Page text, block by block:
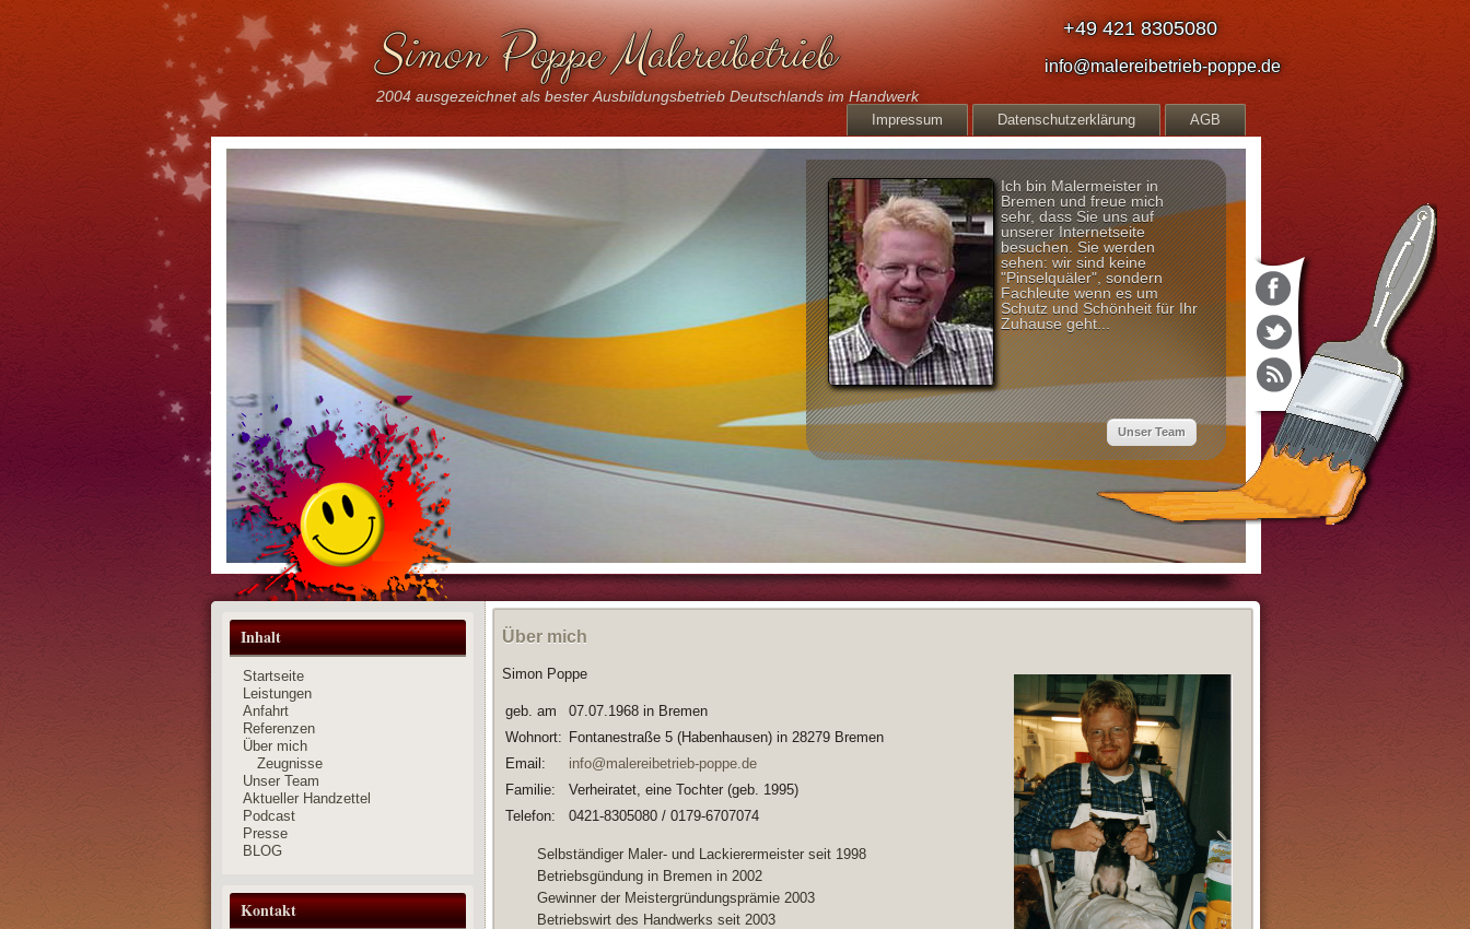
Unser Team
Ich bin Malermeister in
Bremen und freue mich
sehr, dass Sie uns auf
unserer Internetseite
besuchen. Sie werden
sehen: wir sind keine
"Pinselquäler", sondern
Fachleute wenn es um
Schutz und Schönheit für Ihr
Zuhause geht...
+49 421 8305080
info@malereibetrieb-poppe.de
Simon Poppe Malereibetrieb
2004 ausgezeichnet als bester Ausbildungsbetrieb Deutschlands im Handwerk
Impressum Datenschutzerklärung AGB
Inhalt
Startseite
Leistungen
Anfahrt
Referenzen
Über mich
Zeugnisse
Unser Team
Aktueller Handzettel
Podcast
Presse
BLOG
Kontakt
Über mich
Simon Poppe
geb. am
07.07.1968 in Bremen
Wohnort: Fontanestraße 5 (Habenhausen) in 28279 Bremen
Email:
info@malereibetrieb-poppe.de
Familie:
Verheiratet, eine Tochter (geb. 1995)
Telefon:
0421-8305080 / 0179-6707074
Selbständiger Maler- und Lackierermeister seit 1998
Betriebsgündung in Bremen in 2002
Gewinner der Meistergründungsprämie 2003
Betriebswirt des Handwerks seit 2003